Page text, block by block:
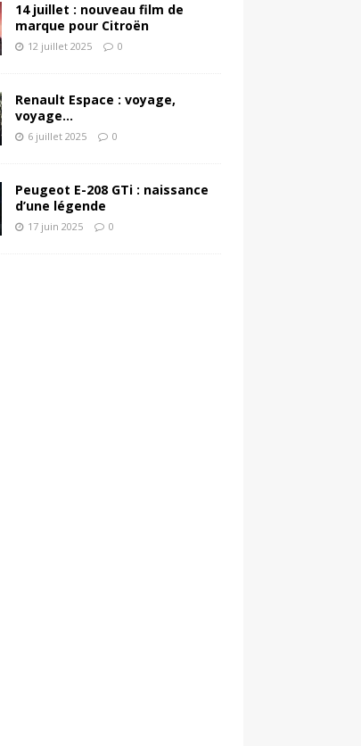
14 juillet : nouveau film de
marque pour Citroën
12 juillet 2025 0
Renault Espace : voyage,
voyage…
6 juillet 2025 0
Peugeot E-208 GTi : naissance
d’une légende
17 juin 2025 0